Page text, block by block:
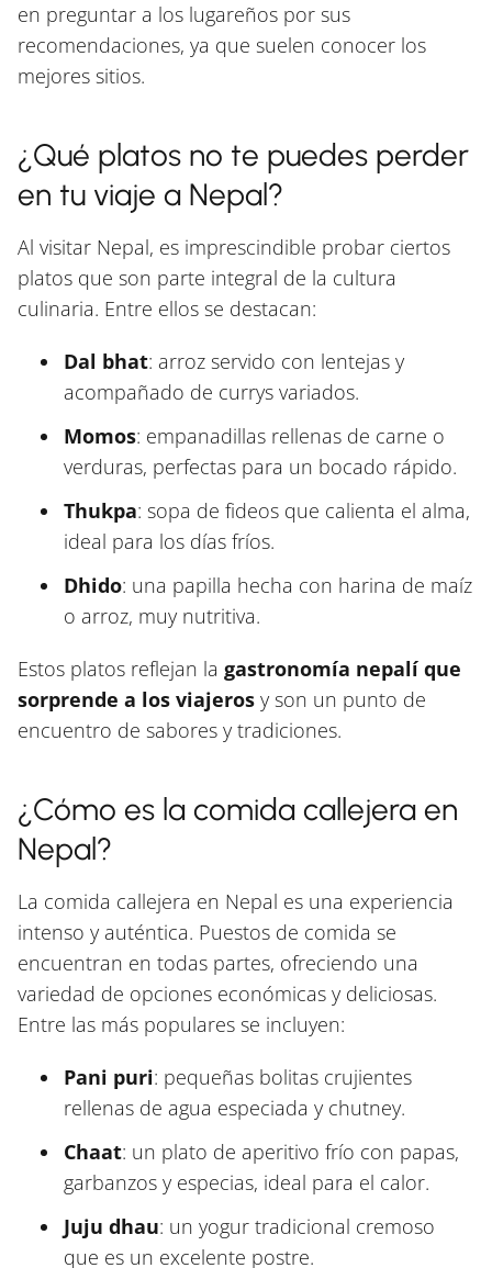
en preguntar a los lugareños por sus
recomendaciones, ya que suelen conocer los
mejores sitios.
¿Qué platos no te puedes perder
en tu viaje a Nepal?
Al visitar Nepal, es imprescindible probar ciertos
platos que son parte integral de la cultura
culinaria. Entre ellos se destacan:
Dal bhat: arroz servido con lentejas y
acompañado de currys variados.
Momos: empanadillas rellenas de carne o
verduras, perfectas para un bocado rápido.
Thukpa: sopa de fideos que calienta el alma,
ideal para los días fríos.
Dhido: una papilla hecha con harina de maíz
o arroz, muy nutritiva.
Estos platos reflejan la gastronomía nepalí que
sorprende a los viajeros y son un punto de
encuentro de sabores y tradiciones.
¿Cómo es la comida callejera en
Nepal?
La comida callejera en Nepal es una experiencia
intenso y auténtica. Puestos de comida se
encuentran en todas partes, ofreciendo una
variedad de opciones económicas y deliciosas.
Entre las más populares se incluyen:
Pani puri: pequeñas bolitas crujientes
rellenas de agua especiada y chutney.
Chaat: un plato de aperitivo frío con papas,
garbanzos y especias, ideal para el calor.
Juju dhau: un yogur tradicional cremoso
que es un excelente postre.